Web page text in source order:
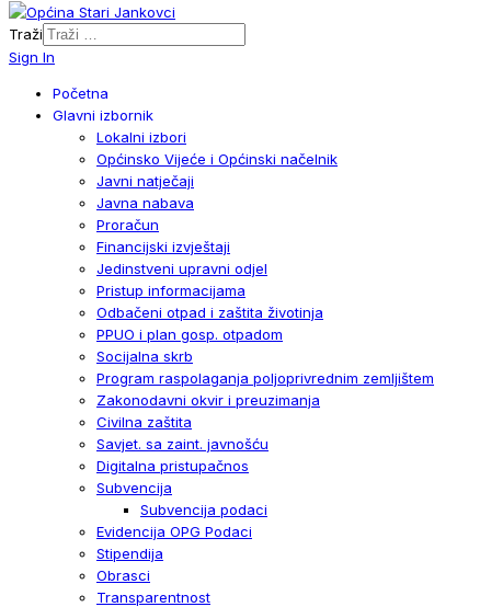
Traži
Sign In
Početna
Glavni izbornik
Lokalni izbori
Općinsko Vijeće i Općinski načelnik
Javni natječaji
Javna nabava
Proračun
Financijski izvještaji
Jedinstveni upravni odjel
Pristup informacijama
Odbačeni otpad i zaštita životinja
PPUO i plan gosp. otpadom
Socijalna skrb
Program raspolaganja poljoprivrednim zemljištem
Zakonodavni okvir i preuzimanja
Civilna zaštita
Savjet. sa zaint. javnošću
Digitalna pristupačnos
Subvencija
Subvencija podaci
Evidencija OPG Podaci
Stipendija
Obrasci
Transparentnost